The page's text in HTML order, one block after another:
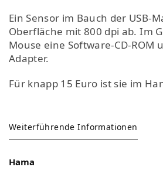
Ein Sensor im Bauch der USB-
Oberfläche mit 800 dpi ab. Im
Mouse eine Software-CD-ROM
Adapter.
Für knapp 15 Euro ist sie im
Weiterführende Informationen
Hama